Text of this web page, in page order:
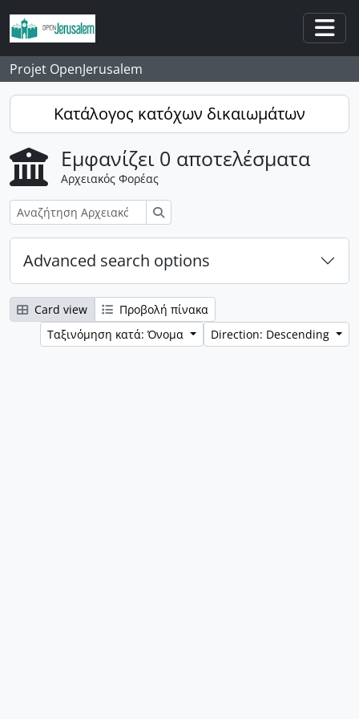
Skip to main content
Projet OpenJerusalem
Κατάλογος κατόχων δικαιωμάτων
Εμφανίζει 0 αποτελέσματα
Αρχειακός Φορέας
Advanced search options
Card view
Προβολή πίνακα
Ταξινόμηση κατά: Όνομα
Direction: Descending